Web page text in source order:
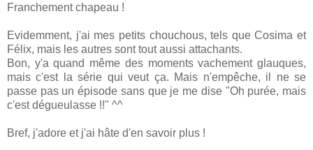
Franchement chapeau !
Evidemment, j'ai mes petits chouchous, tels que Cosima et
Félix, mais les autres sont tout aussi attachants.
Bon, y'a quand même des moments vachement glauques,
mais c'est la série qui veut ça. Mais n'empêche, il ne se
passe pas un épisode sans que je me dise "Oh purée, mais
c'est dégueulasse !!" ^^
Bref, j'adore et j'ai hâte d'en savoir plus !